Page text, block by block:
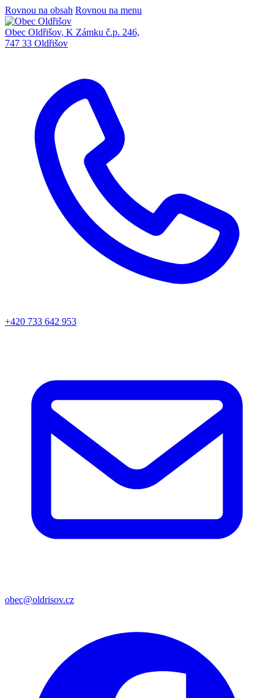
Rovnou na obsah Rovnou na menu
Obec Oldřišov, K Zámku č.p. 246,
747 33 Oldřišov
+420 733 642 953
obec@oldrisov.cz